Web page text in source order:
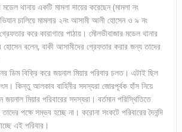
থানায় একটি মামলা দায়ের করেছেন (মামলা নং
চালিয়ে মামলার ২নং আসামী আলী হোসেন ও ৯ নং
করে কারাগারে পাঠায়। মৌলভীবাজার মডেল থানার
বলেন, বাকী আসামীদের গ্রেফতার করার জন্য তাদের
ডিম বিক্রি করে জয়নাল মিয়ার পরিবার চলত। এটাই ছিল
কিন্তু আলকাব বাহিনীর সদস্যরা জোরপূর্বক হাঁস নিয়ে
জয়নাল মিয়ার পরিবারের সদস্যরা। বর্তমান পরিস্থিতিতে
পক্ষে সম্ভব হচ্ছে না। করোনা সংকটে পরিবারের দৈনন্দি
এই পরিবার।